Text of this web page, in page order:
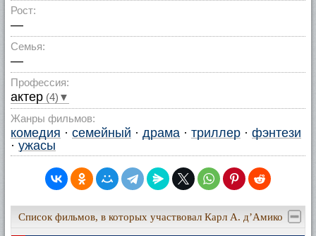
Рост:
—
Семья:
—
Профессия:
актер (4)▼
Жанры фильмов:
комедия · семейный · драма · триллер · фэнтези
· ужасы
Список фильмов, в которых участвовал Карл А. д’Амико